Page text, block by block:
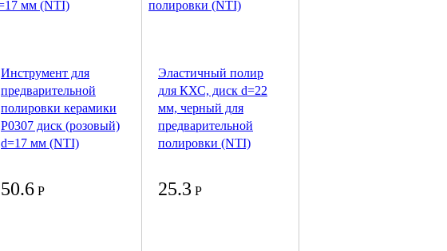
Инструмент для
предварительной
полировки керамики
Р0307 диск (розовый)
d=17 мм (NTI)
50.6 Р
Эластичный полир
для КХС, диск d=22
мм, черный для
предварительной
полировки (NTI)
25.3 Р